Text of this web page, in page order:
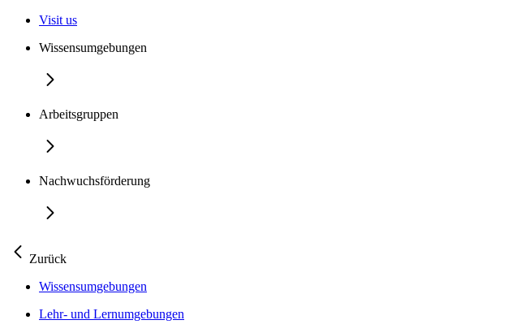
Visit us
Wissensumgebungen
Arbeitsgruppen
Nachwuchsförderung
Zurück
Wissensumgebungen
Lehr- und Lernumgebungen